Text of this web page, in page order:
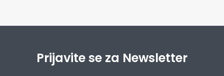
Prijavite se za Newsletter